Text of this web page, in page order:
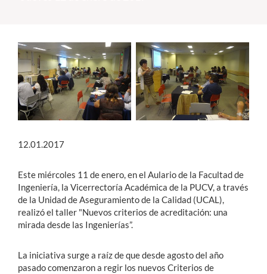
English
12.01.2017
Este miércoles 11 de enero, en el Aulario de la Facultad de
Ingeniería, la Vicerrectoría Académica de la PUCV, a través
de la Unidad de Aseguramiento de la Calidad (UCAL),
realizó el taller "Nuevos criterios de acreditación: una
mirada desde las Ingenierías”.
La iniciativa surge a raíz de que desde agosto del año
pasado comenzaron a regir los nuevos Criterios de